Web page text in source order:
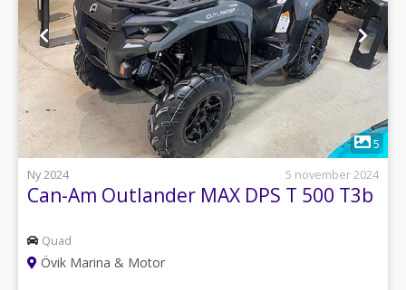
1
5
Ny 2024
5 november 2024
Can-Am Outlander MAX DPS T 500 T3b
Quad
Övik Marina & Motor